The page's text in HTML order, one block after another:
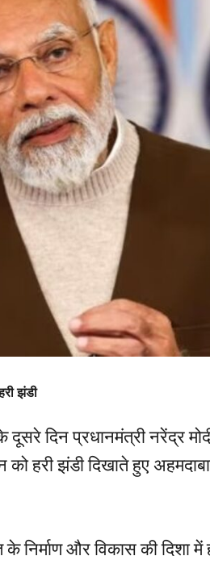
झंडी
दिन प्रधानमंत्री नरेंद्र
को हरी झंडी दिखाते हुए
निर्माण और विकास की दिशा में